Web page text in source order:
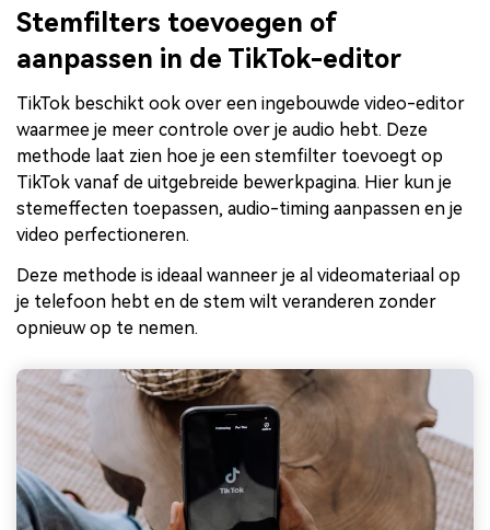
Stemfilters toevoegen of
aanpassen in de TikTok-editor
TikTok beschikt ook over een ingebouwde video-editor
waarmee je meer controle over je audio hebt. Deze
methode laat zien hoe je een stemfilter toevoegt op
TikTok vanaf de uitgebreide bewerkpagina. Hier kun je
stemeffecten toepassen, audio-timing aanpassen en je
video perfectioneren.
Deze methode is ideaal wanneer je al videomateriaal op
je telefoon hebt en de stem wilt veranderen zonder
opnieuw op te nemen.